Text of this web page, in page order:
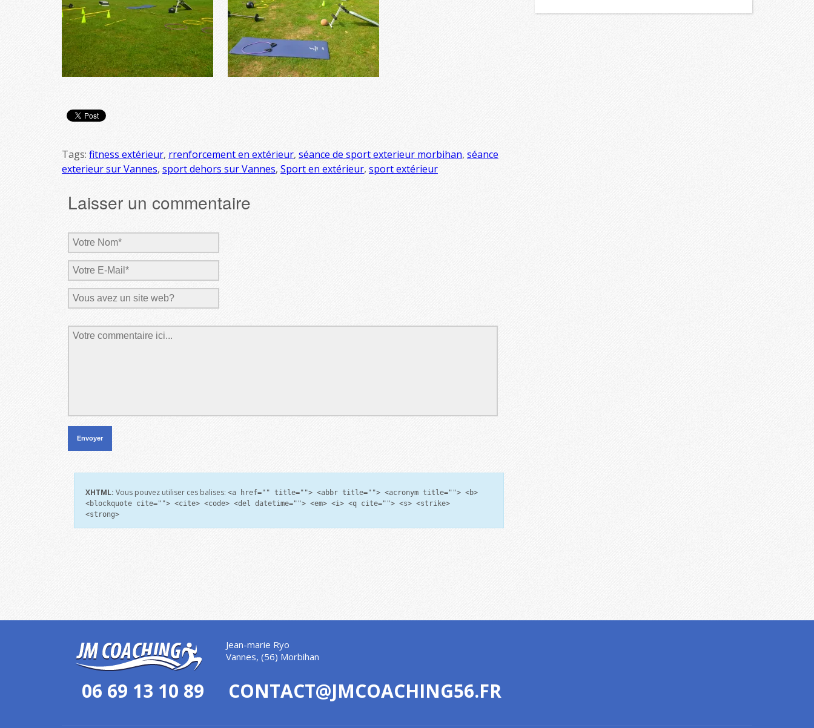
Tags: fitness extérieur, rrenforcement en extérieur, séance de sport exterieur morbihan, séance
exterieur sur Vannes, sport dehors sur Vannes, Sport en extérieur, sport extérieur
Laisser un commentaire
XHTML: Vous pouvez utiliser ces balises: <a href="" title=""> <abbr title=""> <acronym title=""> <b>
<blockquote cite=""> <cite> <code> <del datetime=""> <em> <i> <q cite=""> <s> <strike>
<strong>
Jean-marie Ryo
Vannes, (56) Morbihan
06 69 13 10 89 CONTACT@JMCOACHING56.FR